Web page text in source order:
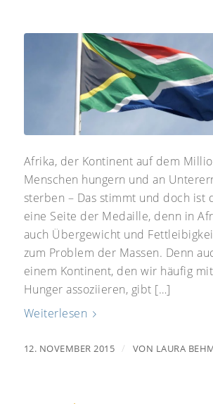
Afrika, der Kontinent auf dem
Menschen hungern und an
sterben – Das stimmt und doch ist
eine Seite der Medaille, denn in
auch Übergewicht und
zum Problem der Massen. Denn
einem Kontinent, den wir häufig
Hunger assoziieren, gibt […]
Weiterlesen
12. NOVEMBER 2015 / VON LAURA